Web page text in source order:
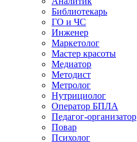
Библиотекарь
ГО и ЧС
Инженер
Маркетолог
Мастер красоты
Медиатор
Методист
Метролог
Нутрициолог
Оператор БПЛА
Педагог-организатор
Повар
Психолог